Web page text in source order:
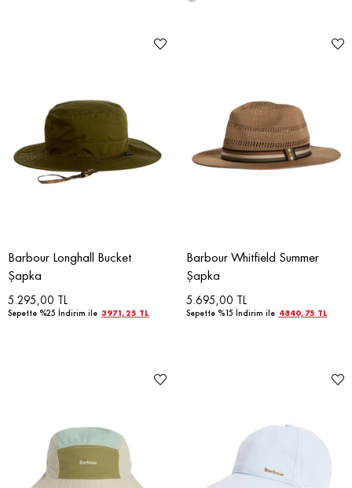
Barbour Longhall Bucket
Şapka
5.295,00 TL
Sepette %25 İndirim ile 3971,25 TL
Barbour Whitfield Summer
Şapka
5.695,00 TL
Sepette %15 İndirim ile 4840,75 TL